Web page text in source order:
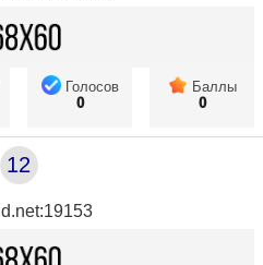
Голосов
0
Баллы
0
12